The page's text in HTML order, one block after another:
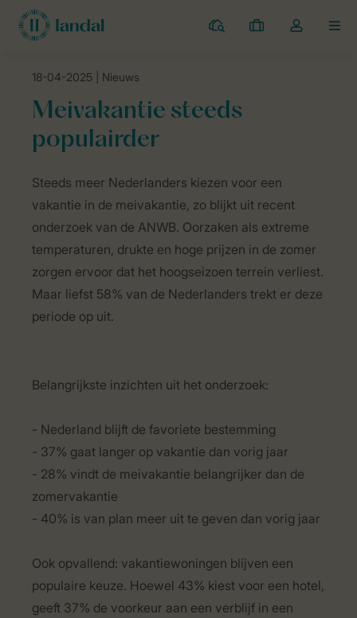
Campings
Mijn
Open
Landal Camping
18-04-2025 | Nieuws
Meivakantie steeds
populairder
Steeds meer Nederlanders kiezen voor een
vakantie in de meivakantie, zo blijkt uit recent
onderzoek van de ANWB. Oorzaken als extreme
temperaturen, drukte en hoge prijzen in de zomer
zorgen ervoor dat het hoogseizoen terrein verliest.
Maar liefst 58% van de Nederlanders trekt er deze
periode op uit.
Belangrijkste inzichten uit het onderzoek:
- Nederland blijft de favoriete bestemming
- 37% gaat langer op vakantie dan vorig jaar
- 28% vindt de meivakantie belangrijker dan de
zomervakantie
- 40% is van plan meer uit te geven dan vorig jaar
Ook opvallend: vakantiewoningen blijven een
populaire keuze. Hoewel 43% kiest voor een hotel,
geeft 37% de voorkeur aan een verblijf in een